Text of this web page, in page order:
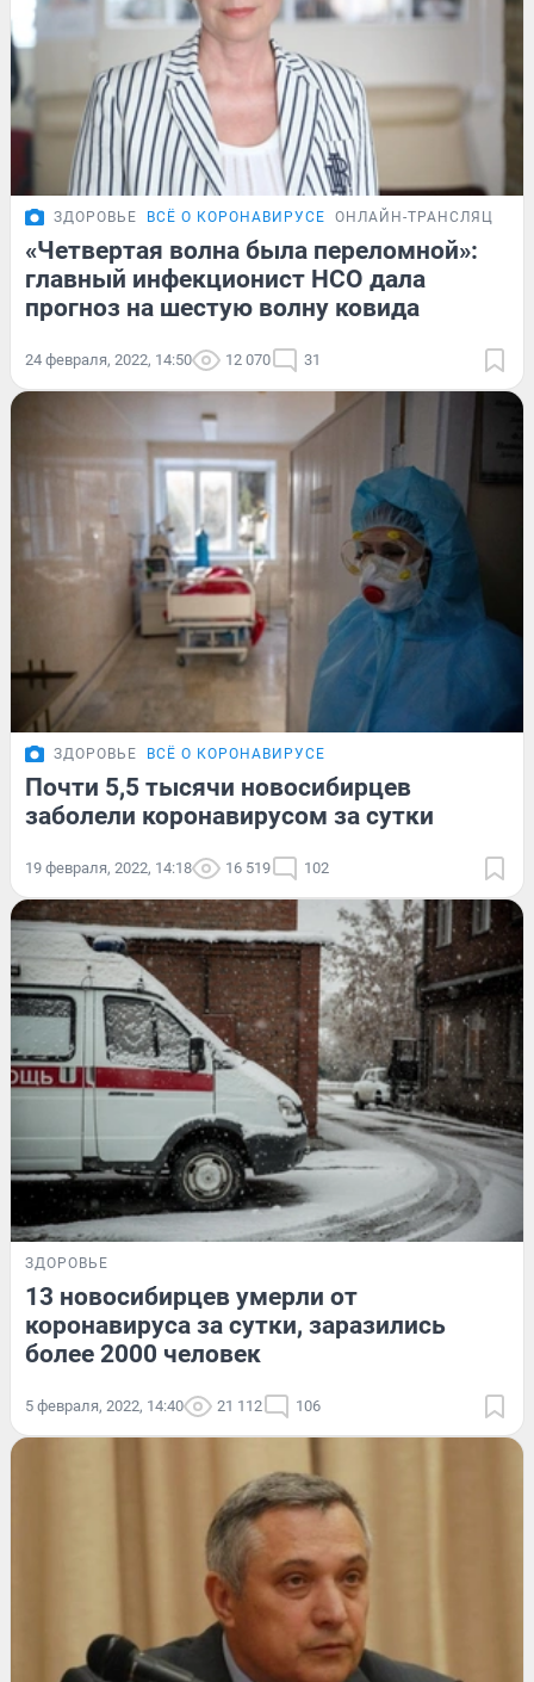
ЗДОРОВЬЕ ВСЁ О КОРОНАВИРУСЕ ОНЛАЙН-ТРАНСЛЯЦИЯ
«Четвертая волна была переломной»:
главный инфекционист НСО дала
прогноз на шестую волну ковида
24 февраля, 2022, 14:50 12 070 31
ЗДОРОВЬЕ ВСЁ О КОРОНАВИРУСЕ
Почти 5,5 тысячи новосибирцев
заболели коронавирусом за сутки
19 февраля, 2022, 14:18 16 519 102
ЗДОРОВЬЕ
13 новосибирцев умерли от
коронавируса за сутки, заразились
более 2000 человек
5 февраля, 2022, 14:40 21 112 106